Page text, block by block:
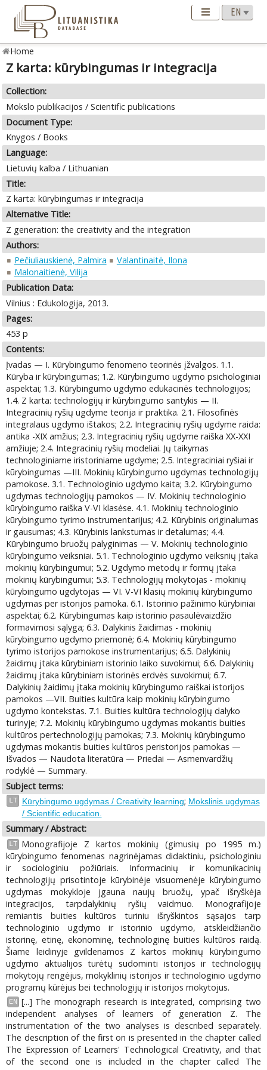
Home
Z karta: kūrybingumas ir integracija
Collection:
Mokslo publikacijos / Scientific publications
Document Type:
Knygos / Books
Language:
Lietuvių kalba / Lithuanian
Title:
Z karta: kūrybingumas ir integracija
Alternative Title:
Z generation: the creativity and the integration
Authors:
Pečiuliauskienė, Palmira
Valantinaitė, Ilona
Malonaitienė, Vilija
Publication Data:
Vilnius : Edukologija, 2013.
Pages:
453 p
Contents:
Įvadas — I. Kūrybingumo fenomeno teorinės įžvalgos. 1.1.
Kūryba ir kūrybingumas; 1.2. Kūrybingumo ugdymo psichologiniai
aspektai; 1.3. Kūrybingumo ugdymo edukacinės technologijos;
1.4. Z karta: technologijų ir kūrybingumo santykis — II.
Integracinių ryšių ugdyme teorija ir praktika. 2.1. Filosofinės
integralaus ugdymo ištakos; 2.2. Integracinių ryšių ugdyme raida:
antika -XIX amžius; 2.3. Integracinių ryšių ugdyme raiška XX-XXI
amžiuje; 2.4. Integracinių ryšių modeliai. Jų taikymas
technologiniame iristoriniame ugdyme; 2.5. Integraciniai ryšiai ir
kūrybingumas —III. Mokinių kūrybingumo ugdymas technologijų
pamokose. 3.1. Technologinio ugdymo kaita; 3.2. Kūrybingumo
ugdymas technologijų pamokos — IV. Mokinių technologinio
kūrybingumo raiška V-VI klasėse. 4.1. Mokinių technologinio
kūrybingumo tyrimo instrumentarijus; 4.2. Kūrybinis originalumas
ir gausumas; 4.3. Kūrybinis lankstumas ir detalumas; 4.4.
Kūrybingumo bruožų palyginimas — V. Mokinių technologinio
kūrybingumo veiksniai. 5.1. Technologinio ugdymo veiksnių jtaka
mokinių kūrybingumui; 5.2. Ugdymo metodų ir formų jtaka
mokinių kūrybingumui; 5.3. Technologijų mokytojas - mokinių
kūrybingumo ugdytojas — VI. V-VI klasių mokinių kūrybingumo
ugdymas per istorijos pamoka. 6.1. Istorinio pažinimo kūrybiniai
aspektai; 6.2. Kūrybingumas kaip istorinio pasaulėvaizdžio
formavimosi sąlyga; 6.3. Dalykinis žaidimas - mokinių
kūrybingumo ugdymo priemonė; 6.4. Mokinių kūrybingumo
tyrimo istorijos pamokose instrumentarijus; 6.5. Dalykinių
žaidimų jtaka kūrybiniam istorinio laiko suvokimui; 6.6. Dalykinių
žaidimų įtaka kūrybiniam istorinės erdvės suvokimui; 6.7.
Dalykinių žaidimų įtaka mokinių kūrybingumo raiškai istorijos
pamokos —VII. Buities kultūra kaip mokinių kūrybingumo
ugdymo kontekstas. 7.1. Buities kultūra technologijų dalyko
turinyje; 7.2. Mokinių kūrybingumo ugdymas mokantis buities
kultūros pertechnologijų pamokas; 7.3. Mokinių kūrybingumo
ugdymas mokantis buities kultūros peristorijos pamokas —
Išvados — Naudota literatūra — Priedai — Asmenvardžių
rodyklė — Summary.
Subject terms:
LT Kūrybingumo ugdymas / Creativity learning; Mokslinis ugdymas
/ Scientific education.
Summary / Abstract:
LT
Monografijoje Z kartos mokinių (gimusių po 1995 m.)
kūrybingumo fenomenas nagrinėjamas didaktiniu, psichologiniu
ir sociologiniu požiūriais. Informacinių ir komunikacinių
technologijų prisotintoje kūrybinėje visuomenėje kūrybingumo
ugdymas mokykloje jgauna naujų bruožų, ypač išryškėja
integracijos, tarpdalykinių ryšių vaidmuo. Monografijoje
remiantis buities kultūros turiniu išryškintos sąsajos tarp
technologinio ugdymo ir istorinio ugdymo, atskleidžiančio
istorinę, etinę, ekonominę, technologinę buities kultūros raidą.
Šiame leidinyje gvildenamos Z kartos mokinių kūrybingumo
ugdymo aktualijos turėtų sudominti istorijos ir technologijų
mokytojų rengėjus, mokyklinių istorijos ir technologinio ugdymo
programų kūrėjus bei technologijų ir istorijos mokytojus.
EN
[...] The monograph research is integrated, comprising two
independent analyses of learners of generation Z. The
instrumentation of the two analyses is described separately.
The description of the first on is presented in the chapter called
The Expression of Learners' Technological Creativity, and that
of the second one is included in the chapter called The